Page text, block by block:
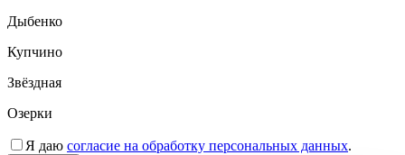
Дыбенко
Купчино
Звёздная
Озерки
Я даю согласие на обработку персональных данных.